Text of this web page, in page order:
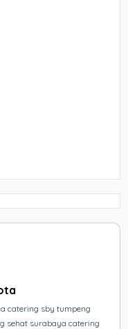
catering sby tumpeng
sehat surabaya catering